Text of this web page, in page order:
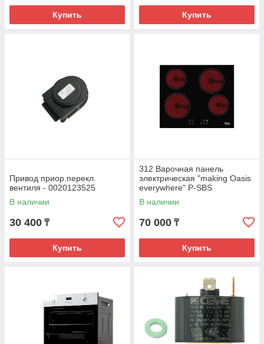
Купить Купить
Привод приор.перекл.
вентиля - 0020123525
В наличии
30 400 ₸
Купить
312 Варочная панель
электрическая "making Oasis
everywhere" P-SBS
В наличии
70 000 ₸
Купить